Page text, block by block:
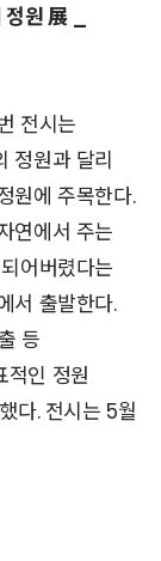
정원 展 _
전시는
정원과 달리
원에 주목한다.
연에서 주는
어버렸다는
서 출발한다.
등
적인 정원
다. 전시는 5월